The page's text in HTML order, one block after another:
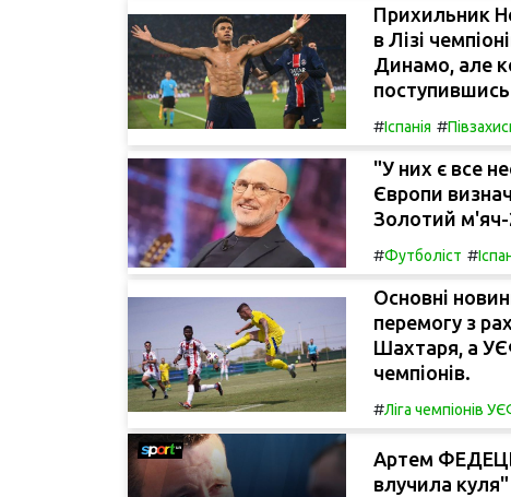
Прихильник
в Лізі
Динамо, але
#Іспанія #
"У них є все
Європи
Золотий м'яч-
#Футболіст #
Основні
перемогу з
Шахтаря, а
чемпіонів.
#Ліга чемпіонів
Артем
влучила куля"